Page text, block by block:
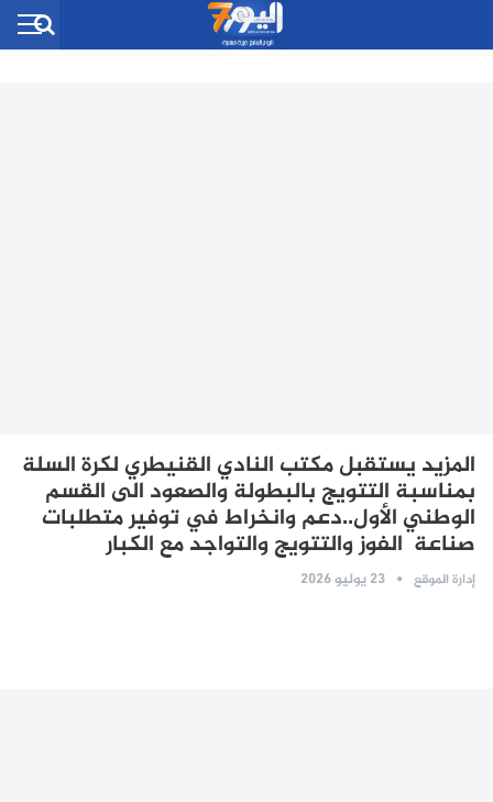
المزيد يستقبل مكتب النادي القنيطري لكرة السلة
بمناسبة التتويج بالبطولة والصعود الى القسم
الوطني الأول..دعم وانخراط في توفير متطلبات
صناعة الفوز والتتويج والتواجد مع الكبار
إدارة الموقع 23 يوليو 2026